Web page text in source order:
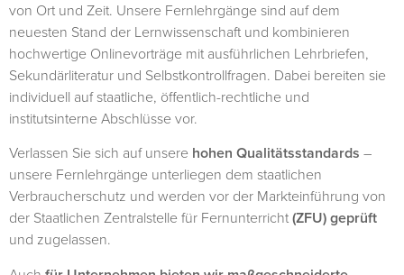
von Ort und Zeit. Unsere Fernlehrgänge sind auf dem
neuesten Stand der Lernwissenschaft und kombinieren
hochwertige Onlinevorträge mit ausführlichen Lehrbriefen,
Sekundärliteratur und Selbstkontrollfragen. Dabei bereiten sie
individuell auf staatliche, öffentlich-rechtliche und
institutsinterne Abschlüsse vor.
Verlassen Sie sich auf unsere hohen Qualitätsstandards –
unsere Fernlehrgänge unterliegen dem staatlichen
Verbraucherschutz und werden vor der Markteinführung von
der Staatlichen Zentralstelle für Fernunterricht (ZFU) geprüft
und zugelassen.